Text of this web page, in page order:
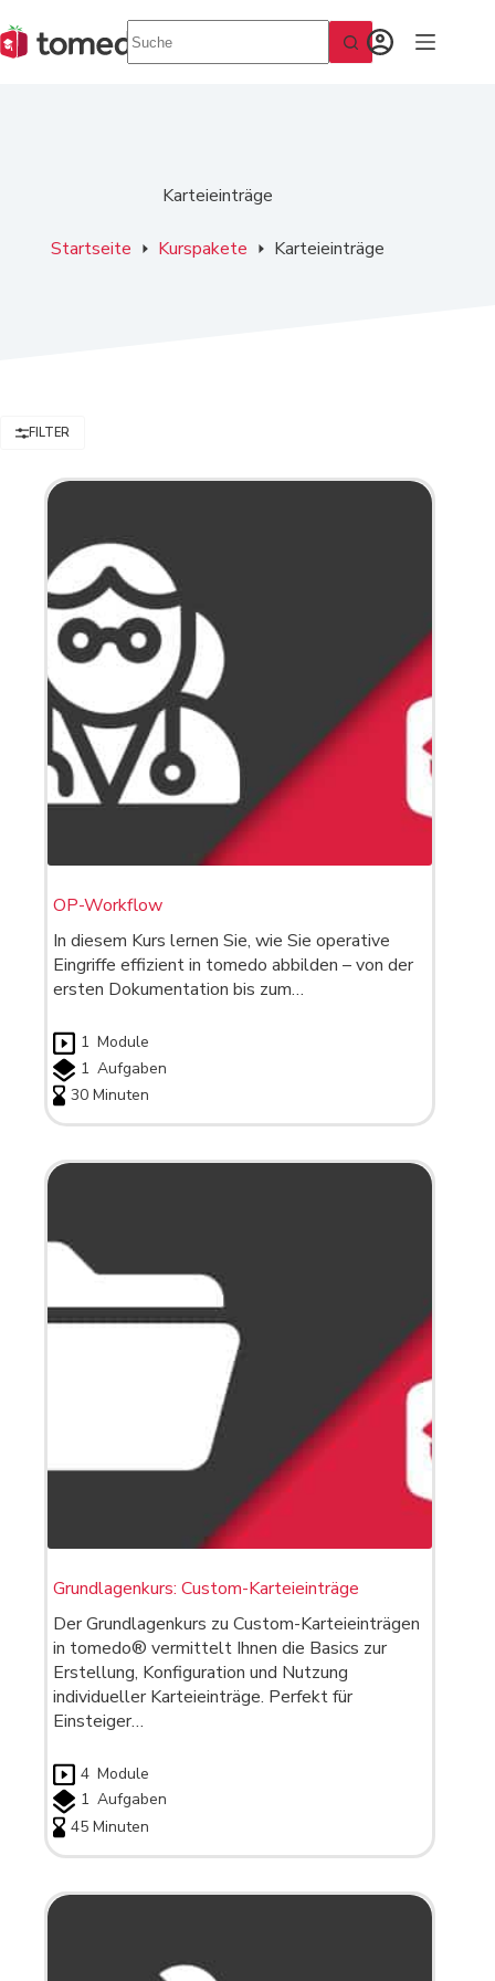
Inhalt
springen
Karteieinträge
Startseite Kurspakete Karteieinträge
FILTER
OP-Workflow
In diesem Kurs lernen Sie, wie Sie operative
Eingriffe effizient in tomedo abbilden – von der
ersten Dokumentation bis zum…
1 Module
1 Aufgaben
30 Minuten
Grundlagenkurs: Custom-Karteieinträge
Der Grundlagenkurs zu Custom-Karteieinträgen
in tomedo® vermittelt Ihnen die Basics zur
Erstellung, Konfiguration und Nutzung
individueller Karteieinträge. Perfekt für
Einsteiger…
4 Module
1 Aufgaben
45 Minuten